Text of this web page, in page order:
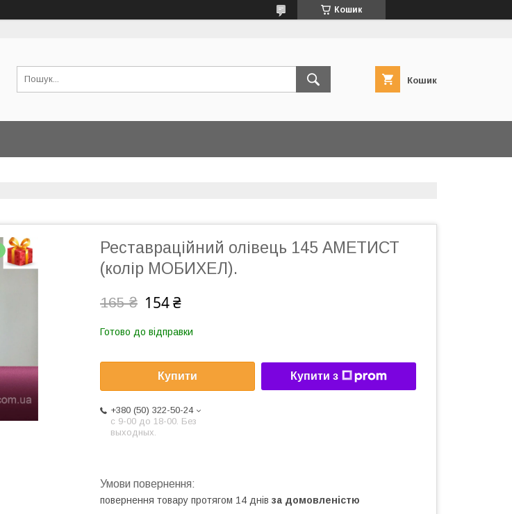
Кошик
Кошик
Реставраційний олівець 145 АМЕТИСТ
(колір МОБИХЕЛ).
165 ₴ 154 ₴
Готово до відправки
Купити Купити з
+380 (50) 322-50-24
с 9-00 до 18-00. Без
выходных.
повернення товару протягом 14 днів за домовленістю